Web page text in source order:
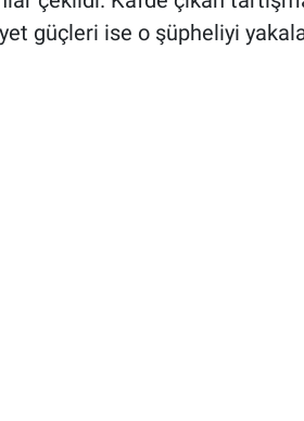
güçleri ise o şüpheliyi